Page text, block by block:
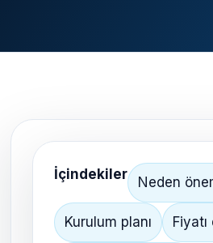
İçindekiler Neden
Kurulum planı